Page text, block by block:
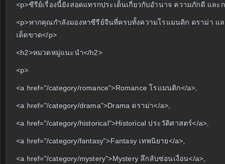
<p>ซีรีย์เรื่องนี้ยังสอดแทรกประเด็นเกี่ยวกับอำนาจ ความภักดี และ
<p>หากคุณกำลังมองหาซีรีย์จีนที่ครบทั้งความโรแมนติก ดราม่า แ
เด็ดขาด</p>
<h2>หมวดหมู่แนะนำ</h2>
<p>
<a href="/category/romance">Romance โรแมนติก</a>,
<a href="/category/drama">Drama ดราม่า</a>,
<a href="/category/historical">Historical ประวัติศาสตร์</a>,
<a href="/category/fantasy">Fantasy เทพนิยาย</a>,
<a href="/category/mystery">Mystery ลึกลับซ่อนเงื่อน</a>,